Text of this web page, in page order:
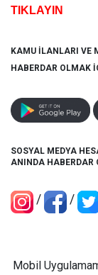
TIKLAYIN
KAMU İLANLARI VE
HABERDAR OLMAK
SOSYAL MEDYA
ANINDA HABERDAR
/ /
Mobil